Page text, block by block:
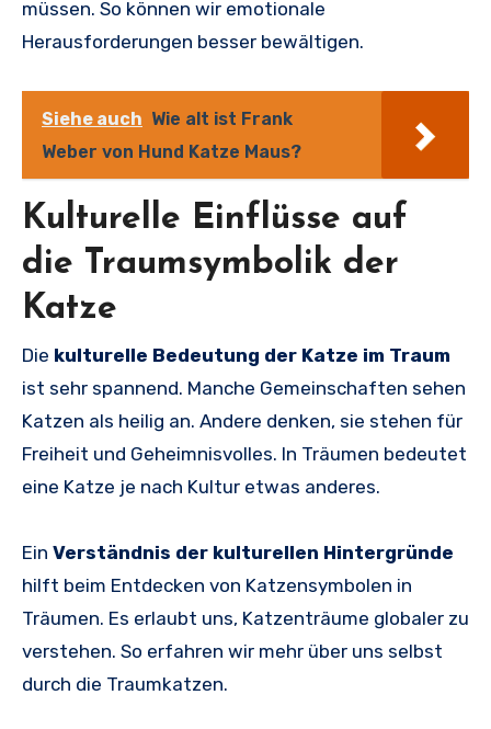
müssen. So können wir emotionale
Herausforderungen besser bewältigen.
Siehe auch Wie alt ist Frank
Weber von Hund Katze Maus?
Kulturelle Einflüsse auf
die Traumsymbolik der
Katze
Die kulturelle Bedeutung der Katze im Traum
ist sehr spannend. Manche Gemeinschaften sehen
Katzen als heilig an. Andere denken, sie stehen für
Freiheit und Geheimnisvolles. In Träumen bedeutet
eine Katze je nach Kultur etwas anderes.
Ein Verständnis der kulturellen Hintergründe
hilft beim Entdecken von Katzensymbolen in
Träumen. Es erlaubt uns, Katzenträume globaler zu
verstehen. So erfahren wir mehr über uns selbst
durch die Traumkatzen.